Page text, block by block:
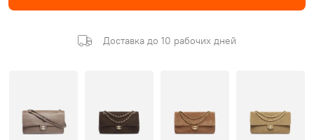
Доставка до 10 рабочих дней